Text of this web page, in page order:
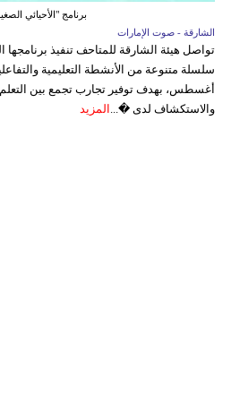
برنامج "الأحيائي
الشارقة - صوت الإمارات
سلسلة متنوعة من الأنشطة التعليمية
أغسطس، بهدف توفير تجارب تجمع بين التعلم
والاستكشاف لدى �... المزيد